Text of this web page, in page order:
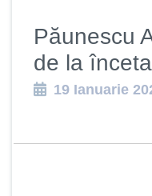
Păunescu
de la
19 Ianuarie